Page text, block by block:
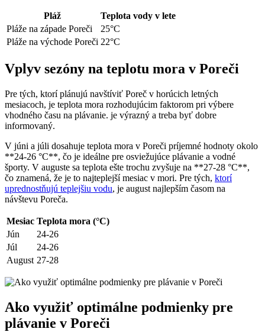
Pláž
Teplota vody v lete
Pláže na západe Poreči
25°C
Pláže na východe Poreči 22°C
Vplyv sezóny na teplotu mora v Poreči
Pre tých, ktorí plánujú navštíviť Poreč v horúcich letných
mesiacoch, je teplota mora rozhodujúcim faktorom pri výbere
vhodného času na plávanie. je výrazný a treba byť dobre
informovaný.
V júni a júli dosahuje teplota mora v Poreči príjemné hodnoty okolo
**24-26 °C**, čo je ideálne pre osviežujúce plávanie a vodné
športy. V auguste sa teplota ešte trochu zvyšuje na **27-28 °C**,
čo znamená, že je to najteplejší mesiac v mori. Pre tých, ktorí
uprednostňujú teplejšiu vodu, je august najlepším časom na
návštevu Poreča.
Mesiac Teplota mora (°C)
Jún
24-26
Júl
24-26
August 27-28
Ako využiť optimálne podmienky pre
plávanie v Poreči